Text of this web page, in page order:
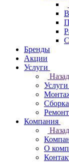
Бренды
Акции
Услуги
Назад
Услуги
Компания
Назад
О